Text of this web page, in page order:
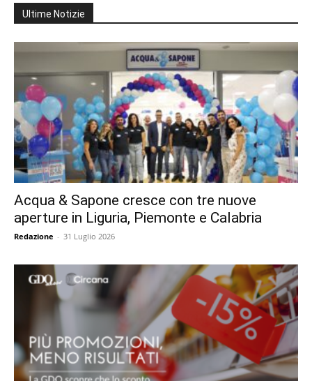
Ultime Notizie
Acqua & Sapone cresce con tre nuove
aperture in Liguria, Piemonte e Calabria
Redazione - 31 Luglio 2026